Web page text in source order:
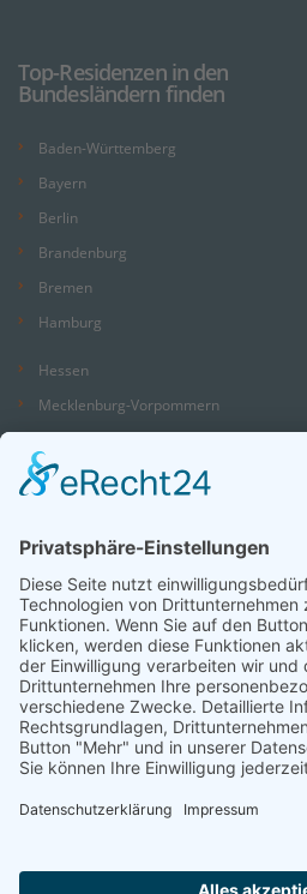
Top-Residenzen in den
Bundesländern finden
Baden-Württemberg
Bayern
Berlin
Brandenburg
Bremen
Hamburg
Hessen
Mecklenburg-Vorpommern
Niedersachsen
Nordrhein-Westfalen
Saarland
Sachsen
Sachsen-Anhalt
Schleswig-Holstein
Thüringen